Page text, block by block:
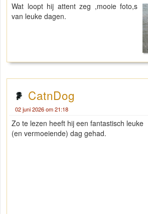
Wat loopt hij attent zeg ,mooie foto,s
van leuke dagen.
CatnDog
02 juni 2026 om 21:18
Zo te lezen heeft hij een fantastisch leuke
(en vermoeiende) dag gehad.